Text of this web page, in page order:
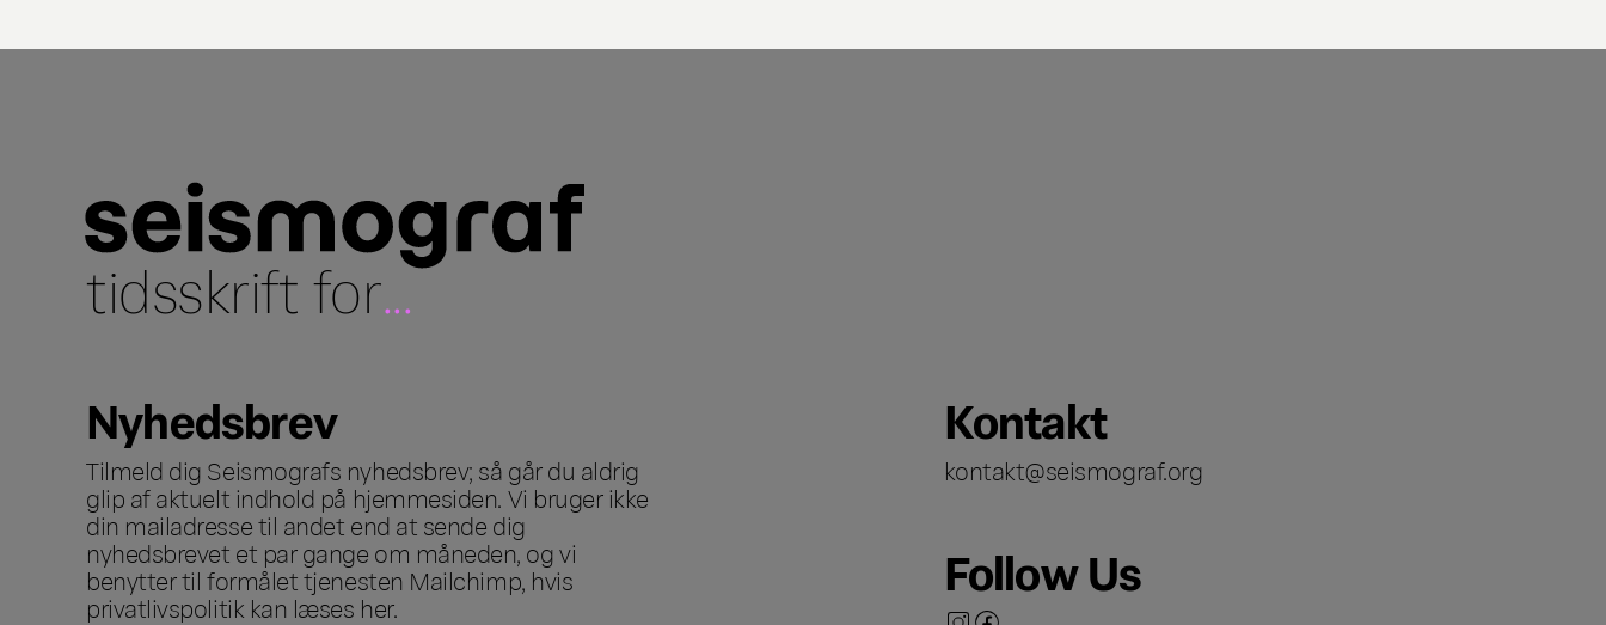
tidsskrift for...
Nyhedsbrev
Tilmeld dig Seismografs nyhedsbrev; så går du aldrig
glip af aktuelt indhold på hjemmesiden. Vi bruger ikke
din mailadresse til andet end at sende dig
nyhedsbrevet et par gange om måneden, og vi
benytter til formålet tjenesten Mailchimp, hvis
privatlivspolitik kan læses her.
Kontakt
kontakt@seismograf.org
Follow Us